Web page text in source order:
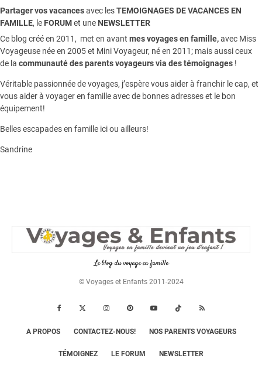
Partager vos vacancesavec lesTEMOIGNAGES DE VACANCES EN
FAMILLE, le FORUMet une NEWSLETTER
Ce blog créé en 2011, met en avant mes voyages en famille,avec Miss
Voyageuse née en 2005 et Mini Voyageur, né en 2011; mais aussi ceux
de la communauté des parents voyageurs via des témoignages !
Véritable passionnée de voyages, j’espère vous aider à franchir le cap, et
vous aider à voyager en famille avec de bonnes adresses et le bon
équipement!
Belles escapades en famille ici ou ailleurs!
Sandrine
Le blog du voyage en famille
© Voyages et Enfants 2011-2024
A PROPOS CONTACTEZ-NOUS! NOS PARENTS VOYAGEURS
TÉMOIGNEZ LE FORUM NEWSLETTER